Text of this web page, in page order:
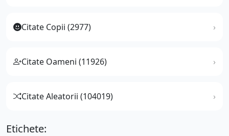
Citate Copii (2977)
Citate Oameni (11926)
Citate Aleatorii (104019)
Etichete: